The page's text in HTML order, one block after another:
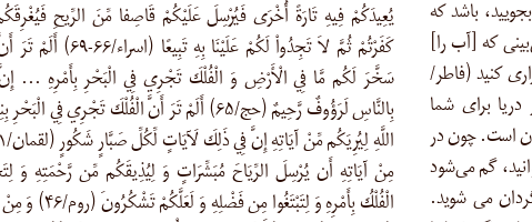
باشد که
دریا می‌بینی که [آب را]
کنید (فاطر/
برای شما
است. چون در
گم می‌شود
مى‏ شوید.
يُعِيدَكُمْ فِيهِ تَارَةً أُخْرَى فَيُرْسِلَ عَلَيْكُمْ قَاصِفا مِّنَ الرِّيحِ
كَفَرْتُمْ ثُمَّ لاَ تَجِدُواْ لَكُمْ عَلَيْنَا بِهِ تَبِيعًا
سَخَّرَ لَكُم مَّا فِي الْأَرْضِ وَ الْفُلْكَ تَجْرِي فِي الْبَحْرِ بِأَمْرِهِ … إِنَّ
بِالنَّاسِ لَرَؤُوفٌ رَّحِيمٌ (حج/۶۵) أَلَمْ تَرَ أَنَّ الْفُلْكَ تَجْرِي فِي
مِنْ آيَاتِهِ أَن يُرْسِلَ الرِّيَاحَ مُبَشِّرَاتٍ وَ لِيُذِيقَكُم مِّن رَّحْمَتِهِ وَ
الْفُلْكُ بِأَمْرِهِ وَ لِتَبْتَغُوا مِن فَضْلِهِ وَ